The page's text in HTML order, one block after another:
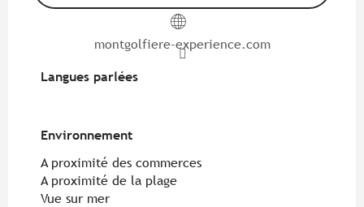
montgolfiere-experience.com
Langues parlées
Langues parlées
Environnement
Environnement
A proximité des commerces
A proximité de la plage
Vue sur mer